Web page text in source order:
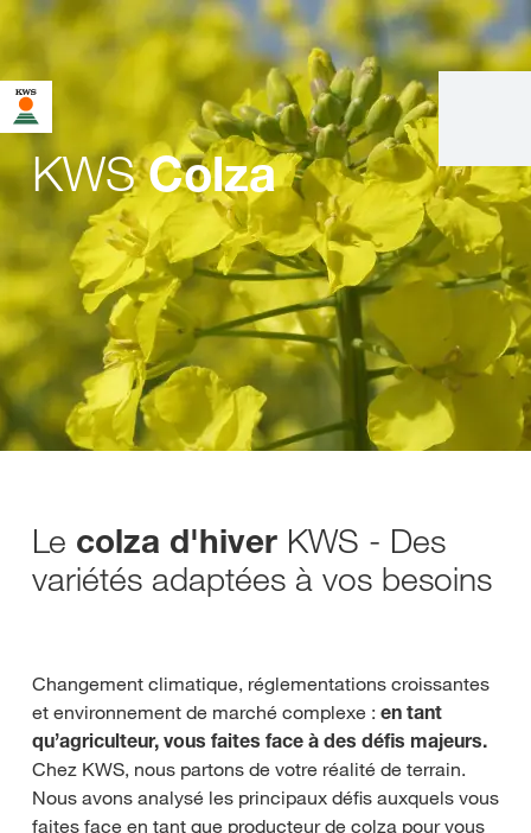
KWSColza
Le colza d'hiver KWS - Des
variétés adaptées à vos besoins
Changement climatique, réglementations croissantes
et environnement de marché complexe : en tant
qu’agriculteur, vous faites face à des défis majeurs.
Chez KWS, nous partons de votre réalité de terrain.
Nous avons analysé les principaux défis auxquels vous
faites face en tant que producteur de colza pour vous